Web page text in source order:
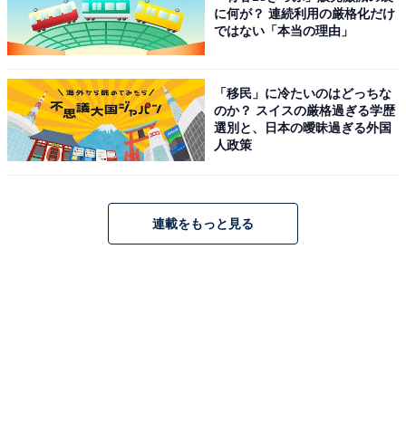
に何が？ 連続利用の厳格化だけ
ではない「本当の理由」
「移民」に冷たいのはどっちな
のか？ スイスの厳格過ぎる学歴
選別と、日本の曖昧過ぎる外国
人政策
連載をもっと見る